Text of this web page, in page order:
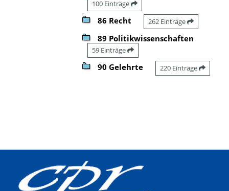
100 Einträge
86 Recht 262 Einträge
89 Politikwissenschaften
59 Einträge
90 Gelehrte 220 Einträge